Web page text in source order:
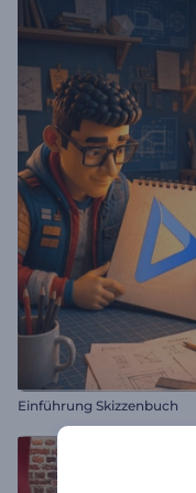
Einführung Skizzenbuch